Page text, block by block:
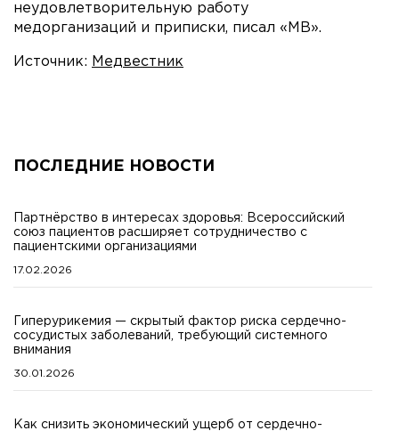
неудовлетворительную работу
медорганизаций и приписки, писал «МВ».
Источник: Медвестник
ПОСЛЕДНИЕ НОВОСТИ
Партнёрство в интересах здоровья: Всероссийский
союз пациентов расширяет сотрудничество с
пациентскими организациями
17.02.2026
Гиперурикемия — скрытый фактор риска сердечно-
сосудистых заболеваний, требующий системного
внимания
30.01.2026
Как снизить экономический ущерб от сердечно-